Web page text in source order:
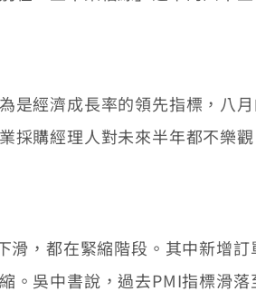
經濟成長率的領先指標，八月
採購經理人對未來半年都不樂
，都在緊縮階段。其中新增訂
。吳中書說，過去PMI指標滑